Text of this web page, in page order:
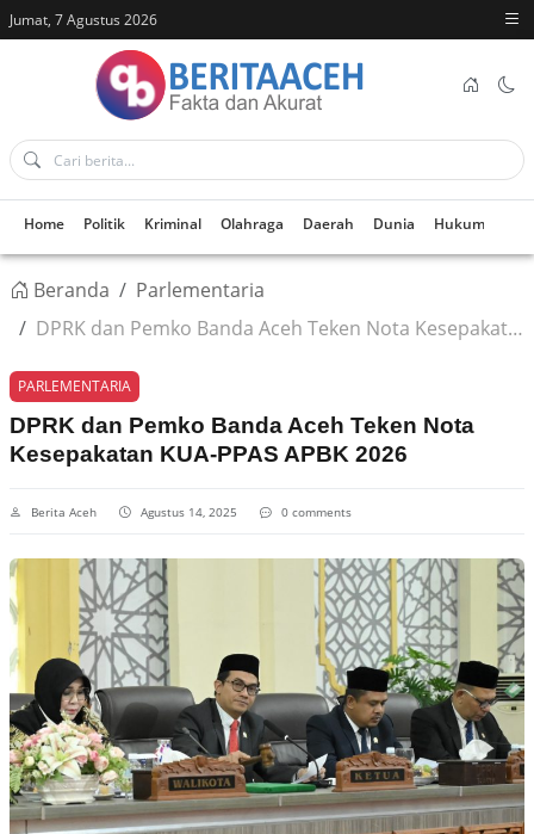
Jumat, 7 Agustus 2026
Home Politik Kriminal Olahraga Daerah Dunia Hukum
Beranda
Parlementaria
DPRK dan Pemko Banda Aceh Teken Nota Kesepakatan KUA-PPAS APBK 2026
PARLEMENTARIA
DPRK dan Pemko Banda Aceh Teken Nota
Kesepakatan KUA-PPAS APBK 2026
Berita Aceh Agustus 14, 2025 0 comments